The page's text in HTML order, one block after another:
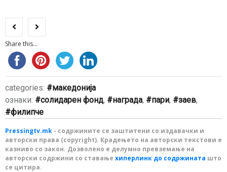
Share this...
categories:
македонија
ознаки:
солидарен фонд, награда, пари, заев,
филипче
Pressingtv.mk - содржините се заштитени со издавачки и
авторски права (copyright). Крадењето на авторски текстови е
казниво со закон. Дозволено е делумно превземање на
авторски содржини со ставање хиперлинк до содржината што
се цитира.